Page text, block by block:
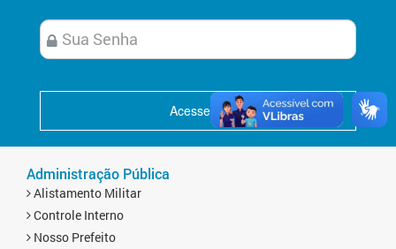
Acesse
Administração Pública
Alistamento Militar
Controle Interno
Nosso Prefeito